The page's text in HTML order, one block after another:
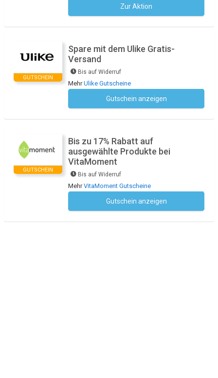
Zur Aktion
GUTSCHEIN
Spare mit dem Ulike Gratis-
Versand
Bis auf Widerruf
MehrUlike Gutscheine
Gutschein anzeigen
GUTSCHEIN
Bis zu 17% Rabatt auf
ausgewählte Produkte bei
VitaMoment
Bis auf Widerruf
MehrVitaMoment Gutscheine
Gutschein anzeigen